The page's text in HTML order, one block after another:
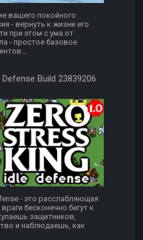
вашего покойного
- вернуть к жизни его
при этом с ума от
- простое базовое
Build 23839206
- это расслабляющая
бесконечно бегут к
защитников,
и наблюдаешь, как